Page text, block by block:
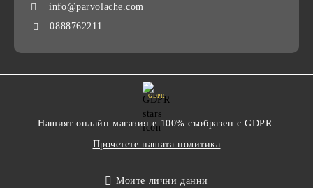
info@parvolache.com
0888762211
GDPR
Нашият онлайн магазин е 100% съобразен с GDPR.
Прочетете нашата политика
Моите лични данни